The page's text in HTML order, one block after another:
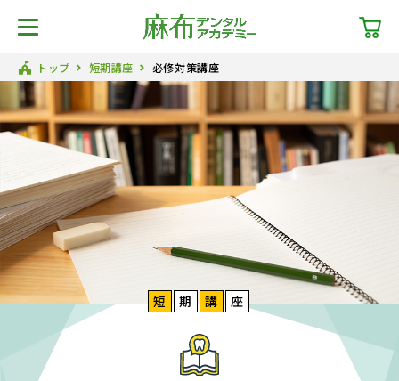
トップ 短期講座 必修対策講座
短 期 講 座